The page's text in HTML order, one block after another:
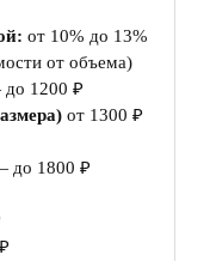
от 10% до 13%
от объема)
1200 ₽
от 1300 ₽
до 1800 ₽